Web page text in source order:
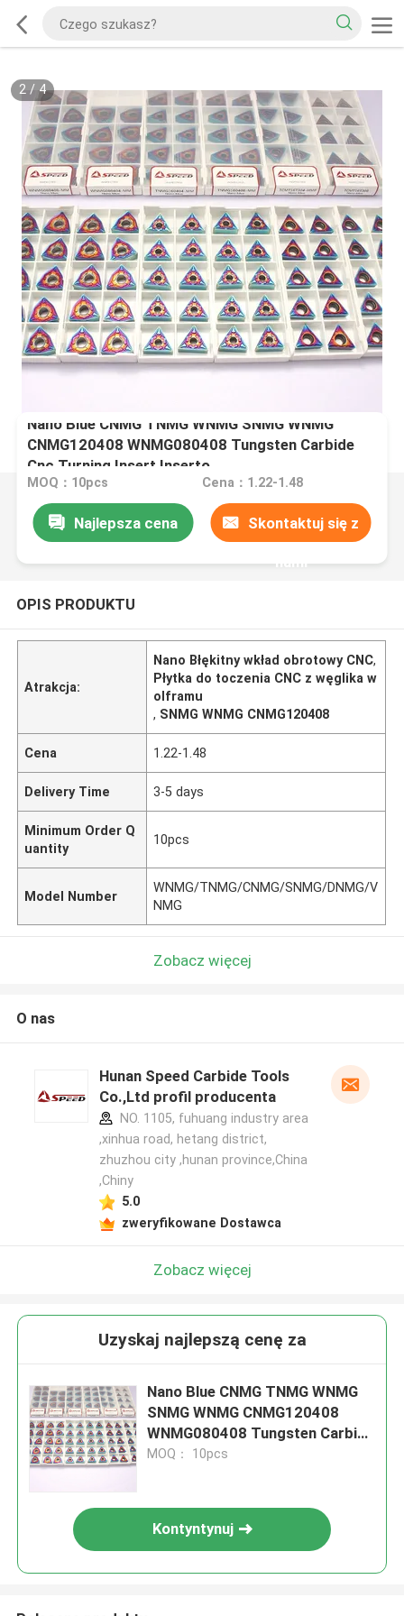
2/ 4
Nano Blue CNMG TNMG WNMG SNMG WNMG
CNMG120408 WNMG080408 Tungsten Carbide
Cnc Turning Insert Inserto
MOQ：10pcs Cena：1.22-1.48
Najlepsza cena Skontaktuj się z
nami
OPIS PRODUKTU
Atrakcja:
Nano Błękitny wkład obrotowy CNC,
Płytka do toczenia CNC z węglika w
olframu
, SNMG WNMG CNMG120408
Cena 1.22-1.48
Delivery Time 3-5 days
Minimum Order Q
uantity
10pcs
Model Number
WNMG/TNMG/CNMG/SNMG/DNMG/V
NMG
Zobacz więcej
O nas
Hunan Speed Carbide Tools
Co.,Ltd profil producenta
NO. 1105, fuhuang industry area
,xinhua road, hetang district,
zhuzhou city ,hunan province,China
,Chiny
5.0
zweryfikowane Dostawca
Zobacz więcej
Uzyskaj najlepszą cenę za
Nano Blue CNMG TNMG WNMG
SNMG WNMG CNMG120408
WNMG080408 Tungsten Carbide
Cnc Turning Insert Inserto
MOQ： 10pcs
Kontyntynuj